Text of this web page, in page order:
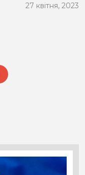
27 квітня, 2023